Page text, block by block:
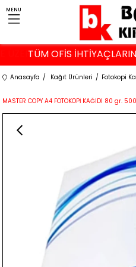
ÜZERİ ALIŞVERİŞLERDE
TÜM OFİS
MENU
Anasayfa Kağıt Ürünleri Fotokopi
MASTER COPY A4 FOTOKOPİ KAĞIDI 80 gr.